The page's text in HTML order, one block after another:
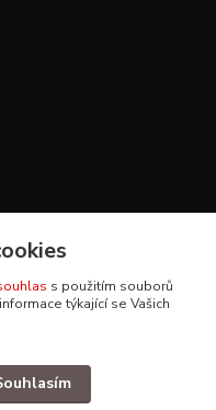
s použitím souborů
týkající se Vašich